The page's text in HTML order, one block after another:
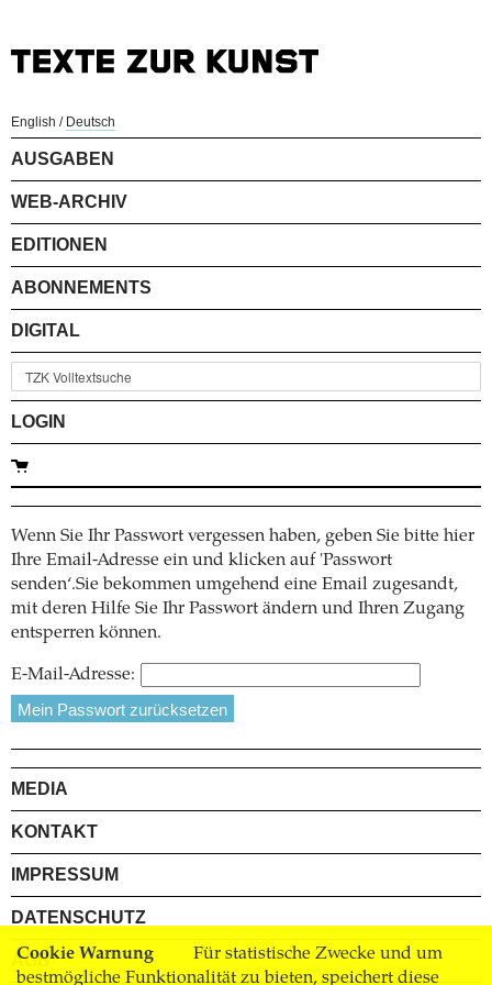
Cookie Warnung
Für statistische Zwecke und um
bestmögliche Funktionalität zu bieten, speichert diese
English / Deutsch
AUSGABEN
WEB-ARCHIV
EDITIONEN
ABONNEMENTS
DIGITAL
LOGIN
Wenn Sie Ihr Passwort vergessen haben, geben Sie bitte hier
Ihre Email-Adresse ein und klicken auf 'Passwort
senden‘.Sie bekommen umgehend eine Email zugesandt,
mit deren Hilfe Sie Ihr Passwort ändern und Ihren Zugang
entsperren können.
E-Mail-Adresse:
MEDIA
KONTAKT
IMPRESSUM
DATENSCHUTZ
AGB